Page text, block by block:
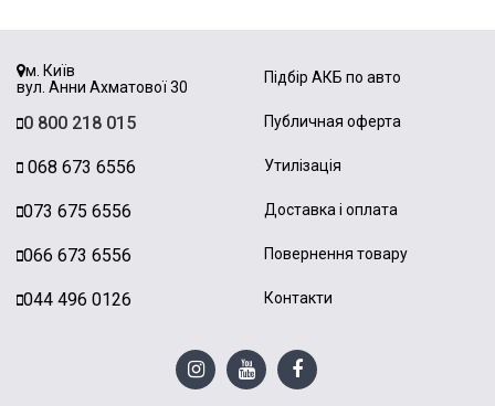
м. Київ
вул. Анни Ахматової 30
0 800 218 015
068 673 6556
073 675 6556
066 673 6556
044 496 0126
Підбір АКБ по авто
Публичная оферта
Утилізація
Доставка і оплата
Повернення товару
Контакти